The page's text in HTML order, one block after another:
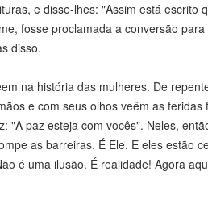
e disse-lhes: "Assim está escrito
fosse proclamada a conversão para
disso.
na história das mulheres. De
e com seus olhos veêm as feridas
"A paz esteja com vocês". Neles,
as barreiras. É Ele. E eles estão
é uma ilusão. É realidade! Agora